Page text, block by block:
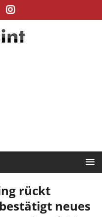
rückt
neues